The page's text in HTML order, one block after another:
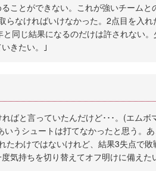
ことができない。これが強いチームと
らなければいけなかった。2点目を入れ
同じ結果になるのだけは許されない。
きたい。｣
ばと言っていたんだけど･･･。(エムボ
うシュートは打てなかったと思う。
わけではないけれど、結果3失点で敗
気持ちを切り替えてオフ明けに備えた